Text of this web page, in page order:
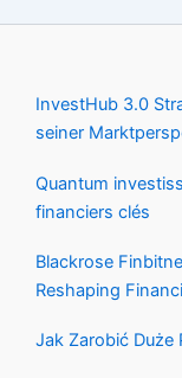
InvestHub 3.0
seiner
Quantum
financiers clés
Blackrose
Reshaping
Jak Zarobić Duże